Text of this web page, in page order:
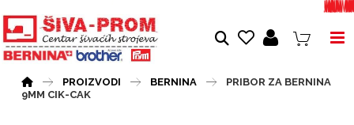
PROIZVODI BERNINA
PRIBOR ZA BERNINA
9MM CIK-CAK